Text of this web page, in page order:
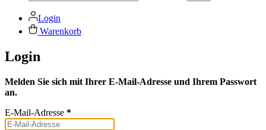
Login
Warenkorb
Login
Melden Sie sich mit Ihrer E-Mail-Adresse und Ihrem Passwort
an.
E-Mail-Adresse *